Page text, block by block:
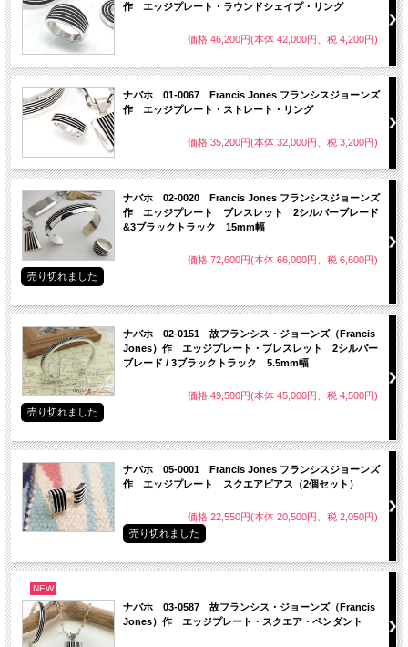
作 エッジプレート・ラウンドシェイプ・リング
価格:46,200円(本体 42,000円、税 4,200円)
ナバホ 01-0067 Francis Jones フランシスジョーンズ
作 エッジプレート・ストレート・リング
価格:35,200円(本体 32,000円、税 3,200円)
ナバホ 02-0020 Francis Jones フランシスジョーンズ
作 エッジプレート ブレスレット 2シルバーブレード
&3ブラックトラック 15mm幅
価格:72,600円(本体 66,000円、税 6,600円)
売り切れました
ナバホ 02-0151 故フランシス・ジョーンズ（Francis
Jones）作 エッジプレート・ブレスレット 2シルバー
ブレード / 3ブラックトラック 5.5mm幅
価格:49,500円(本体 45,000円、税 4,500円)
売り切れました
ナバホ 05-0001 Francis Jones フランシスジョーンズ
作 エッジプレート スクエアピアス（2個セット）
価格:22,550円(本体 20,500円、税 2,050円)
売り切れました
NEW
ナバホ 03-0587 故フランシス・ジョーンズ（Francis
Jones）作 エッジプレート・スクエア・ペンダント